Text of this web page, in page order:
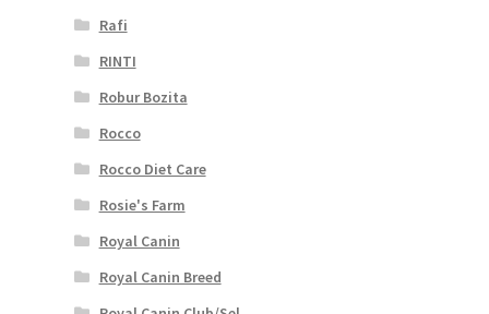
Rafi
RINTI
Robur Bozita
Rocco
Rocco Diet Care
Rosie's Farm
Royal Canin
Royal Canin Breed